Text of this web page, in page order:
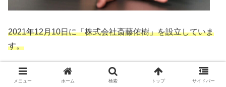
2021年12月10日に「株式会社斎藤佑樹」を設立していま
す。
同日、斎藤佑樹さんのインスタで報告がされHPが開設さ
メニュー ホーム 検索 トップ サイドバー